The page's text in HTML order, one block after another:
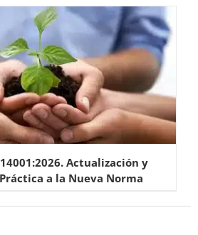
Actualización y
a la Nueva Norma